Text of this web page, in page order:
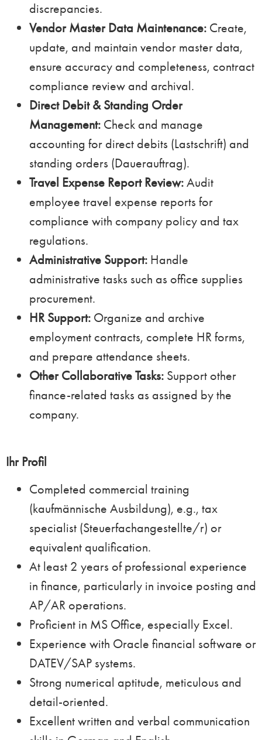
discrepancies.
Vendor Master Data Maintenance: Create,
update, and maintain vendor master data,
ensure accuracy and completeness, contract
compliance review and archival.
Direct Debit & Standing Order
Management: Check and manage
accounting for direct debits (Lastschrift) and
standing orders (Dauerauftrag).
Travel Expense Report Review:Audit
employee travel expense reports for
compliance with company policy and tax
regulations.
Administrative Support: Handle
administrative tasks such as office supplies
procurement.
HR Support: Organize and archive
employment contracts, complete HR forms,
and prepare attendance sheets.
Other Collaborative Tasks: Support other
finance-related tasks as assigned by the
company.
Ihr Profil
Completed commercial training
(kaufmännische Ausbildung), e.g., tax
specialist (Steuerfachangestellte/r) or
equivalent qualification.
At least 2 years of professional experience
in finance, particularly in invoice posting and
AP/AR operations.
Proficient in MS Office, especially Excel.
Experience with Oracle financial software or
DATEV/SAP systems.
Strong numerical aptitude, meticulous and
detail-oriented.
Excellent written and verbal communication